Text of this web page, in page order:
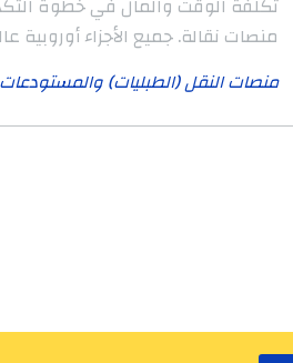
منصات نقالة. جميع الأجزاء أوروبية
منصات النقل (الطبليات)